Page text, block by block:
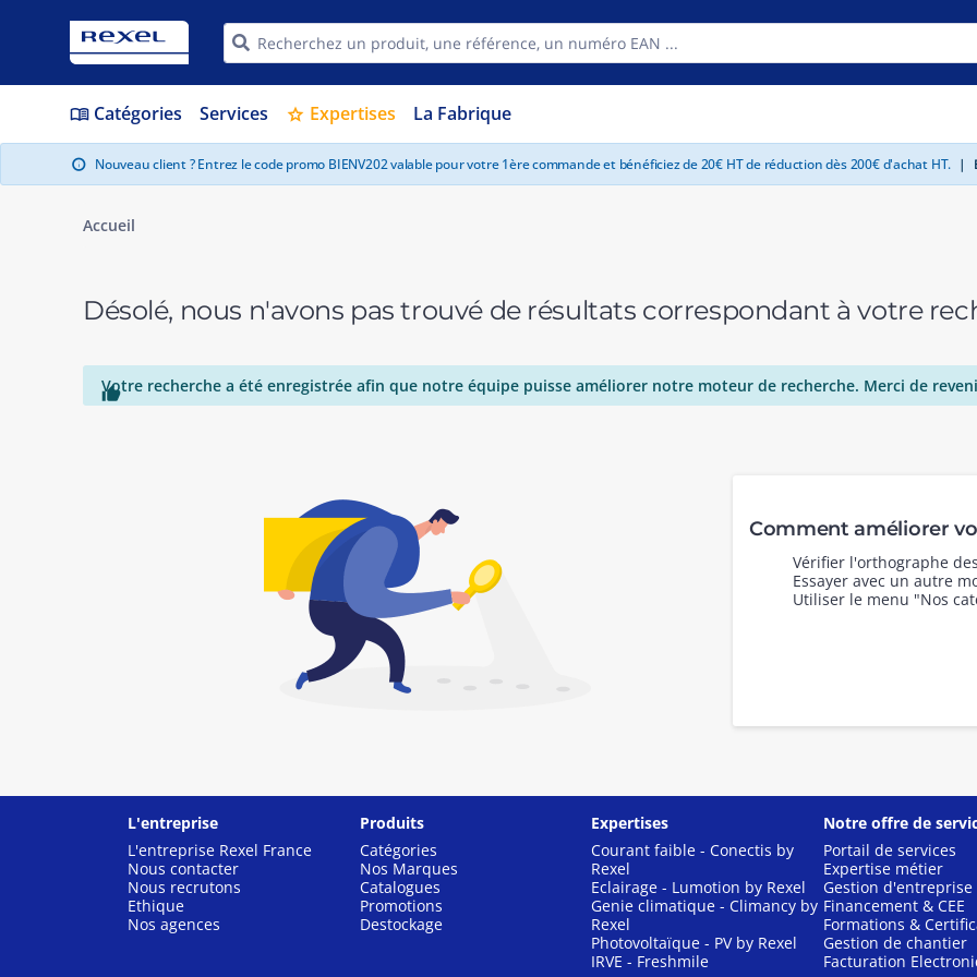
menu_book Catégories Services star Expertises La Fabrique
info Nouveau client ? Entrez le code promo BIENV202 valable pour votre 1ère commande et bénéficiez de 20€ HT de réduction dès 200€ d'achat HT. |
Accueil
Désolé, nous n'avons pas trouvé de résultats correspondant à votre

Votre recherche a été enregistrée afin que notre équipe puisse améliorer notre moteur de recherche. Merci de
Comment améliorer
Vérifier l'orthographe
Essayer avec un autre
Utiliser le menu "Nos
L'entreprise
L'entreprise Rexel France
Nous contacter
Nous recrutons
Ethique
Nos agences
Produits
Catégories
Nos Marques
Catalogues
Promotions
Destockage
Expertises
Courant faible - Conectis by
Rexel
Eclairage - Lumotion by Rexel
Genie climatique - Climancy by
Rexel
Photovoltaïque - PV by Rexel
IRVE - Freshmile
Notre offre de
Portail de services
Expertise métier
Gestion d'entreprise
Financement & CEE
Formations &
Gestion de chantier
Facturation